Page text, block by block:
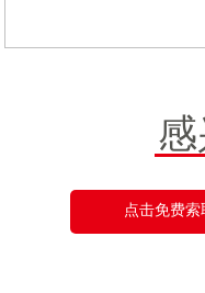
点击免费